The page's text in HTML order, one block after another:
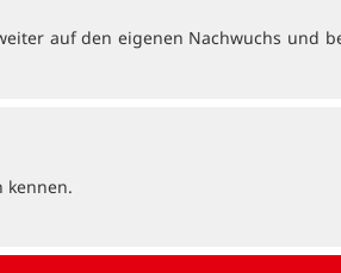
auf den eigenen Nachwuchs und
kennen.